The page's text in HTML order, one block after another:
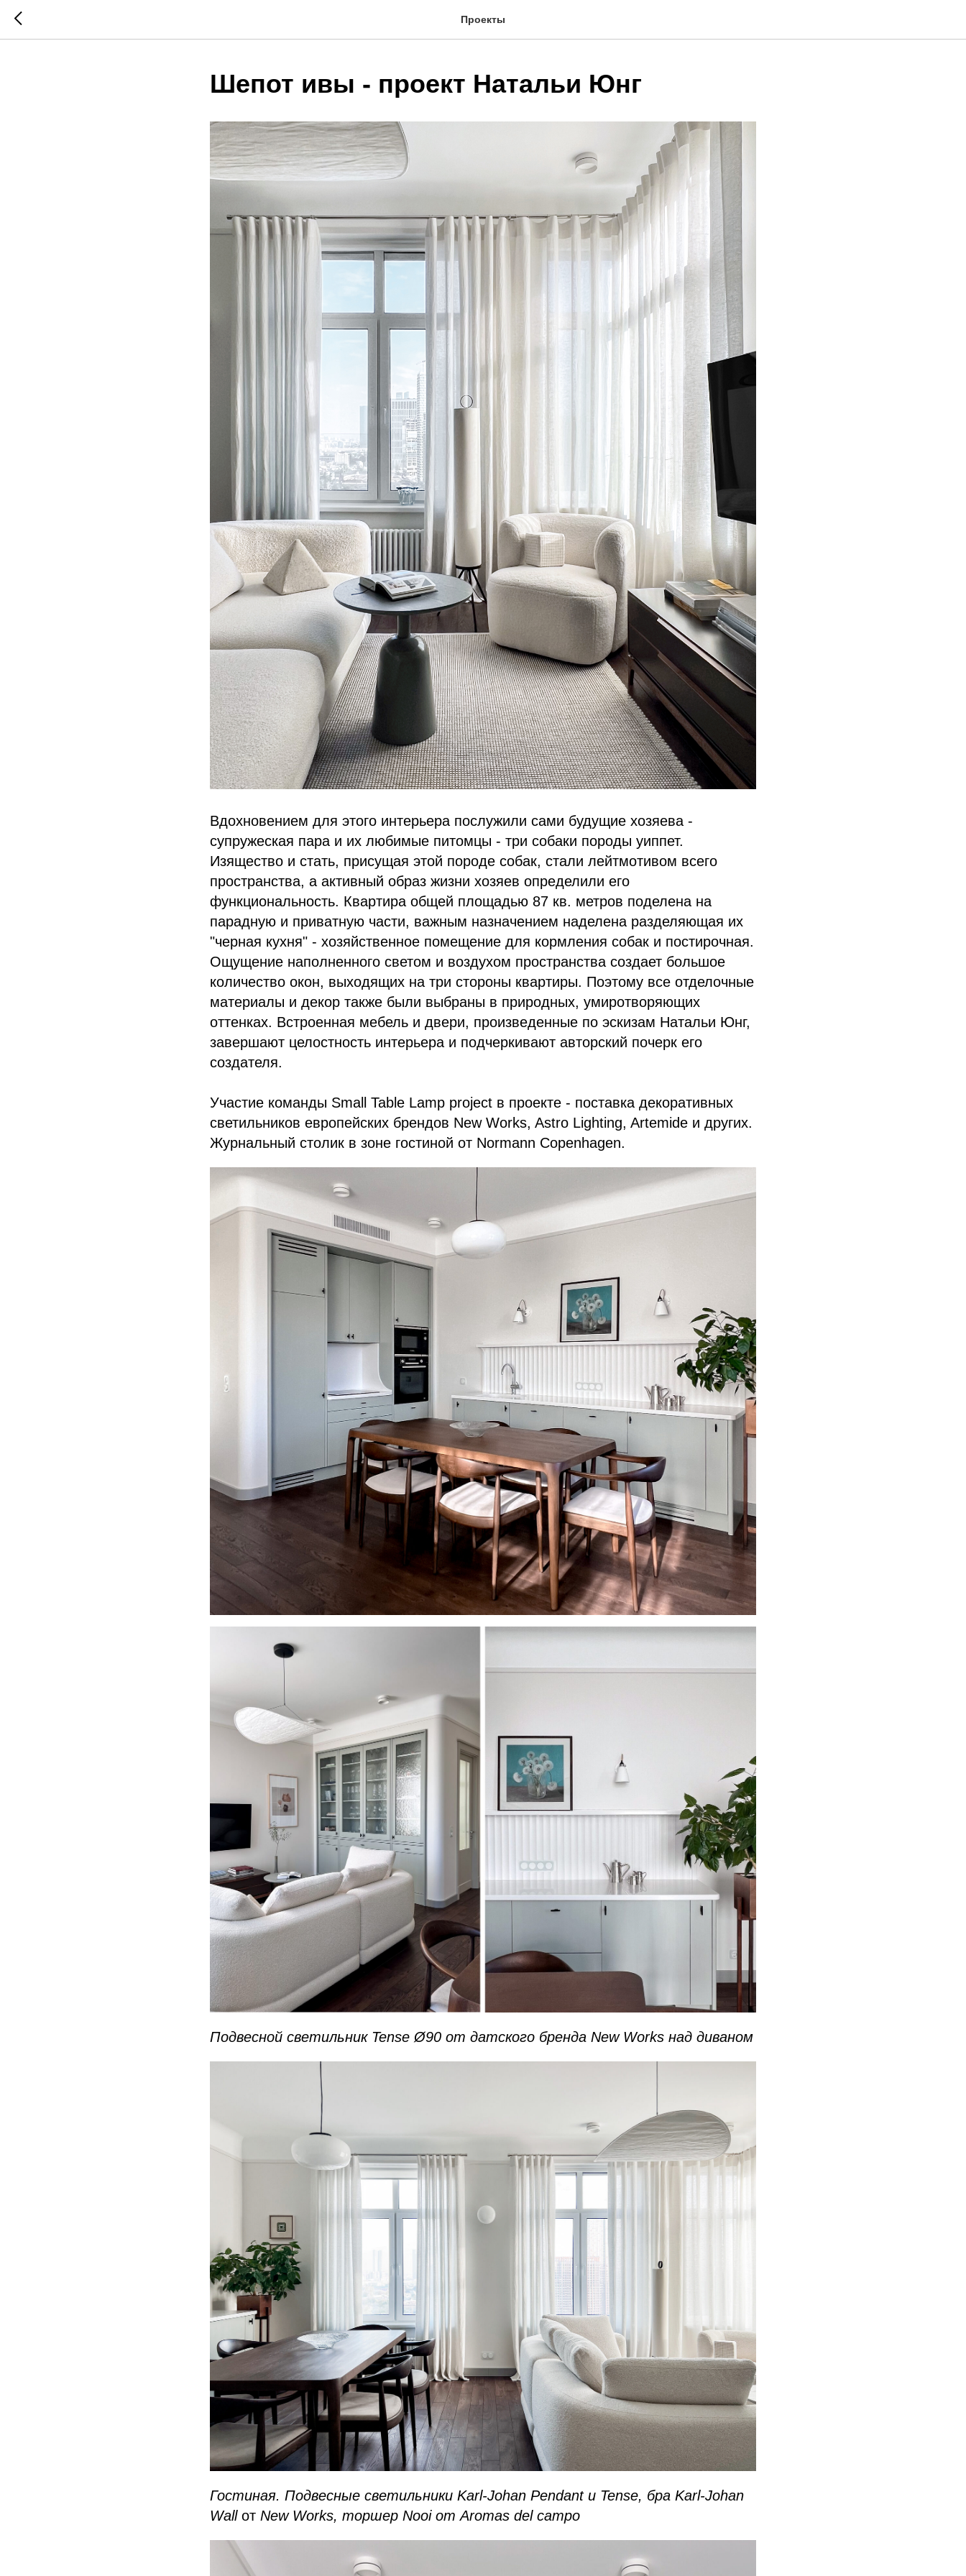
Проекты
Шепот ивы - проект Натальи Юнг
Вдохновением для этого интерьера послужили сами будущие хозяева -
супружеская пара и их любимые питомцы - три собаки породы уиппет.
Изящество и стать, присущая этой породе собак, стали лейтмотивом всего
пространства, а активный образ жизни хозяев определили его
функциональность. Квартира общей площадью 87 кв. метров поделена на
парадную и приватную части, важным назначением наделена разделяющая их
"черная кухня" - хозяйственное помещение для кормления собак и постирочная.
Oщущение наполненного светом и воздухом пространства создает большое
количество окон, выходящих на три стороны квартиры. Поэтому все отделочные
материалы и декор также были выбраны в природных, умиротворяющих
оттенках. Встроенная мебель и двери, произведенные по эскизам Натальи Юнг,
завершают целостность интерьера и подчеркивают авторский почерк его
создателя.
Участие команды Small Table Lamp project в проекте - поставка декоративных
светильников европейских брендов New Works, Astro Lighting, Artemide и других.
Журнальный столик в зоне гостиной от Normann Copenhagen.
Подвесной светильник Tense Ø90 от датского бренда New Works над диваном
Гостиная. Подвесные светильники Karl-Johan Pendant и Tense, бра Karl-Johan
Wall от New Works, торшер Nooi от Aromas del campo